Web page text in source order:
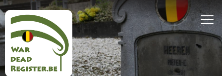
Aller
au
contenu
principal